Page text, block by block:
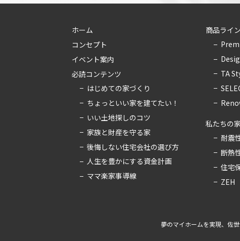
ホーム
コンセプト
イベント案内
必読コンテンツ
はじめての家づくり
ちょっといい家を建てたい！
いい土地探しのコツ
家族と財産を守る家
後悔しない住宅会社の選び方
人生を豊かにする資金計画
ママ楽家事導線
商品ライ
TA
私たちの
耐震
断熱
住宅
ZEH
夢のマイホームを実現、 佐